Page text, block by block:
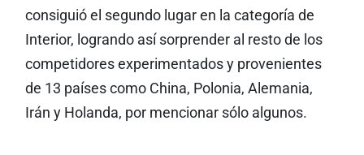
consiguió el segundo lugar en la categoría de
Interior, logrando así sorprender al resto de los
competidores experimentados y provenientes
de 13 países como China, Polonia, Alemania,
Irán y Holanda, por mencionar sólo algunos.